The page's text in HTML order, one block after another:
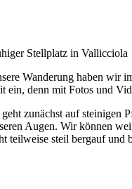
Stellplatz in Vallicciola
Wanderung haben wir
ein, denn mit Fotos und
geht zunächst auf steinigen
Augen. Wir können
teilweise steil bergauf und